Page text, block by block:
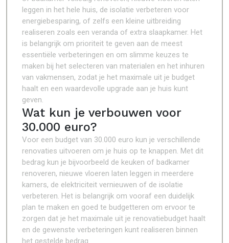
leggen in het hele huis, de isolatie verbeteren voor
energiebesparing, of zelfs een kleine uitbreiding
realiseren zoals een veranda of extra slaapkamer. Het
is belangrijk om prioriteit te geven aan de meest
essentiële verbeteringen en om slimme keuzes te
maken bij het selecteren van materialen en het inhuren
van vakmensen, zodat je het maximale uit je budget
haalt en een waardevolle upgrade aan je huis kunt
geven.
Wat kun je verbouwen voor
30.000 euro?
Voor een budget van 30.000 euro kun je verschillende
renovaties uitvoeren om je huis op te knappen. Met dit
bedrag kun je bijvoorbeeld de keuken of badkamer
renoveren, nieuwe vloeren laten leggen in meerdere
kamers, de elektriciteit vernieuwen of de isolatie
verbeteren. Het is belangrijk om vooraf een duidelijk
plan te maken en goed te budgetteren om ervoor te
zorgen dat je het maximale uit je renovatiebudget haalt
en de gewenste verbeteringen kunt realiseren binnen
het gestelde bedrag.